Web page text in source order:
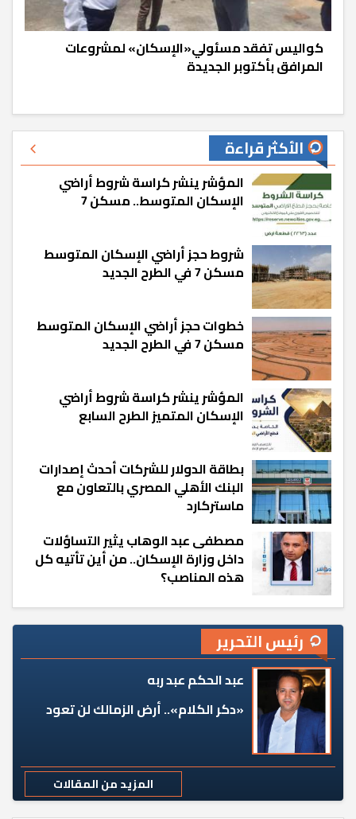
كواليس تفقد مسئولي«الإسكان» لمشروعات
المرافق بأكتوبر الجديدة
الأكثر قراءة
المؤشر ينشر كراسة شروط أراضي
الإسكان المتوسط.. مسكن 7
شروط حجز أراضي الإسكان المتوسط
مسكن 7 في الطرح الجديد
خطوات حجز أراضي الإسكان المتوسط
مسكن 7 في الطرح الجديد
المؤشر ينشر كراسة شروط أراضي
الإسكان المتميز الطرح السابع
بطاقة الدولار للشركات أحدث إصدارات
البنك الأهلي المصري بالتعاون مع
ماستركارد
مصطفى عبد الوهاب يثير التساؤلات
داخل وزارة الإسكان.. من أين تأتيه كل
هذه المناصب؟
رئيس التحرير
عبد الحكم عبد ربه
«دكر الكلام».. أرض الزمالك لن تعود
المزيد من المقالات